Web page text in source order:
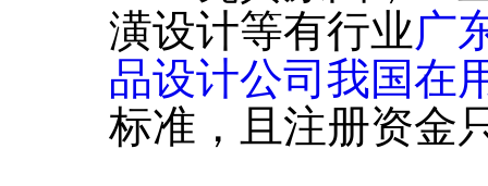
潢设计等有行业广
品设计公司我国在
标准，且注册资金